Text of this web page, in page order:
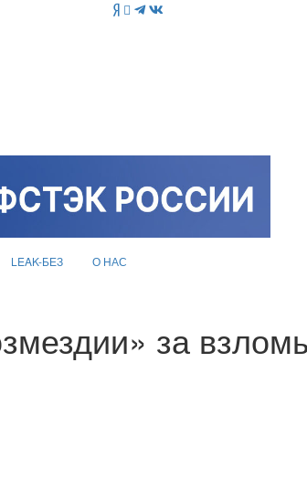
LEAK-БЕЗ О НАС
за